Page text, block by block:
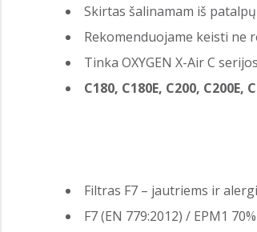
Skirtas šalinamam iš
Rekomenduojame keisti ne
Tinka OXYGEN X-Air C
C180, C180E, C200, C200E,
Filtras F7 – jautriems ir
F7 (EN 779:2012) / EPM1